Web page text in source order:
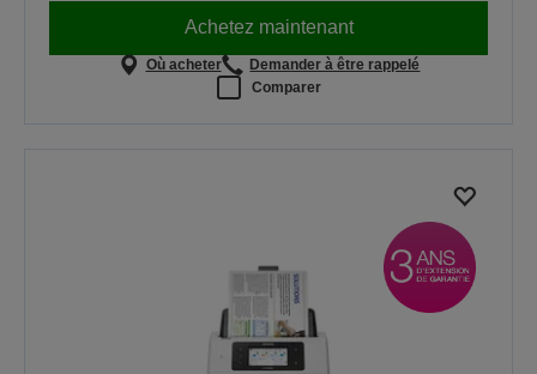
Achetez maintenant
Où acheter
Demander à être rappelé
Comparer